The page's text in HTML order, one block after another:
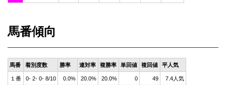
馬番傾向
馬番 着別度数 勝率 連対率 複勝率 単回値 複回値 平人気
１番 0- 2- 0- 8/10 0.0% 20.0% 20.0% 0 49 7.4人気